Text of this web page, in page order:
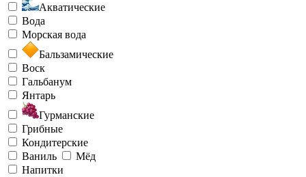
Акватические
Вода
Морская вода
Бальзамические
Воск
Гальбанум
Янтарь
Гурманские
Грибные
Кондитерские
Ваниль
Мёд
Напитки